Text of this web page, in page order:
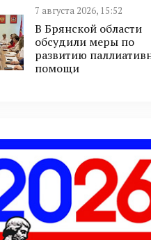
7 августа 2026, 15:52
В Брянской области
обсудили меры по
развитию
помощи